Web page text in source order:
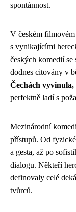
spontánnost.
V českém
s vynikajícími
českých komedií
dodnes citovány v
Čechách
perfektně ladí s
Mezinárodní
přístupů. Od
a gesta, až po
dialogu. Někteří
definovaly celé
tvůrců.